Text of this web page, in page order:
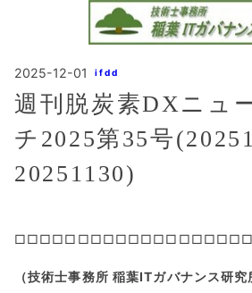
2025-12-01 ifdd
週刊脱炭素DXニュ
チ2025第35号
20251130)
（技術士事務所 稲葉ITガバナンス研